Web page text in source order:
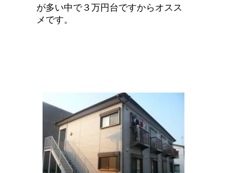
が多い中で３万円台ですからオスス
メです。